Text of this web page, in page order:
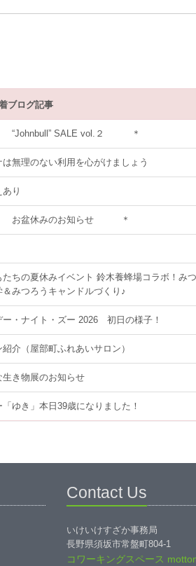
ブログ記事
SALE vol.２ ＊
は無理のない利用を心がけましょう
り
盆休みのお知らせ ＊
たちの夏休みイベント 鈴木養蜂場コラボ！み
＆みつろうキャンドルづくり♪
ー・ナイト・ズー 2026 初日の様子！
介（屋部町ふれあいサロン）
生き物展のお知らせ
「ゆき」本日39歳になりました！
Contact Us
いけいけすざか事務局
長野県須坂市常盤町804-1
コワーキングスペース